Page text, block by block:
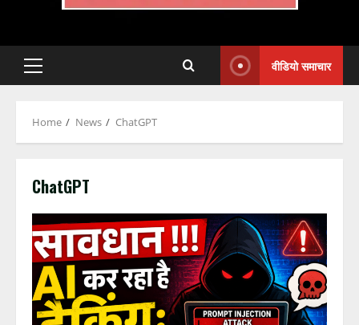
वीडियो समाचार
Home News ChatGPT
ChatGPT